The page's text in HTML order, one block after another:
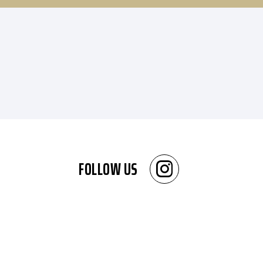
FOLLOW US